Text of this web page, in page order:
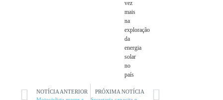
vez
mais
na
exploração
da
energia
solar
no
país
NOTÍCIA ANTERIOR
PRÓXIMA NOTÍCIA